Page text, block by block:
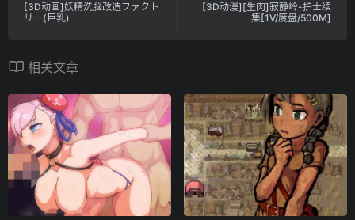
[3D动画]妖精洗脳改造ファクト
リー(巨乳)
[3D动漫][生肉]寂静岭-护士续
集[1V/度盘/500M]
相关文章